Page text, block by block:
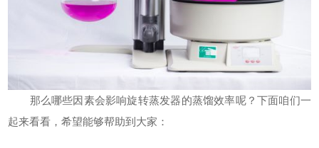
那么哪些因素会影响旋转蒸发器的蒸馏效率呢？下面咱们一
起来看看，希望能够帮助到大家：